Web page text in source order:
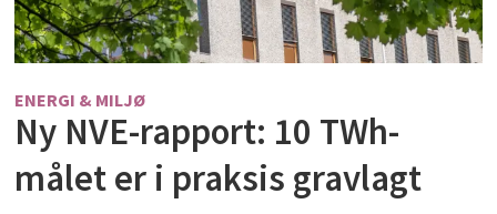
ENERGI & MILJØ
Ny NVE-rapport: 10 TWh-
målet er i praksis gravlagt